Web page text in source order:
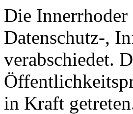
Die Innerrhoder
Datenschutz-,
verabschiedet.
in Kraft